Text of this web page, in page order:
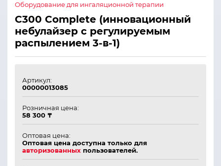
Оборудование для ингаляционной терапии
C300 Complete (инновационный
небулайзер с регулируемым
распылением 3-в-1)
Артикул:
00000013085
Розничная цена:
58 300 ₸
Оптовая цена:
Оптовая цена доступна только для
авторизованных пользователей.